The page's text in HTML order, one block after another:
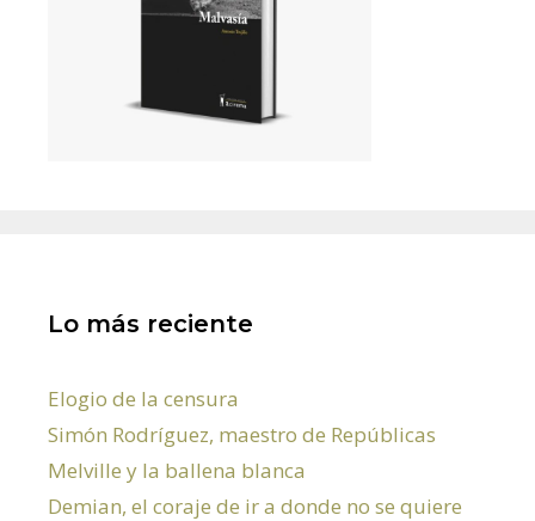
Lo más reciente
Elogio de la censura
Simón Rodríguez, maestro de Repúblicas
Melville y la ballena blanca
Demian, el coraje de ir a donde no se quiere